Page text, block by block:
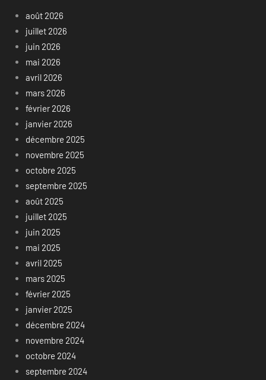
août 2026
juillet 2026
juin 2026
mai 2026
avril 2026
mars 2026
février 2026
janvier 2026
décembre 2025
novembre 2025
octobre 2025
septembre 2025
août 2025
juillet 2025
juin 2025
mai 2025
avril 2025
mars 2025
février 2025
janvier 2025
décembre 2024
novembre 2024
octobre 2024
septembre 2024